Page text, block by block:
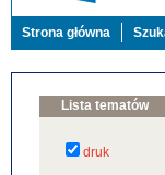
Strona główna
Lista tematów
druk